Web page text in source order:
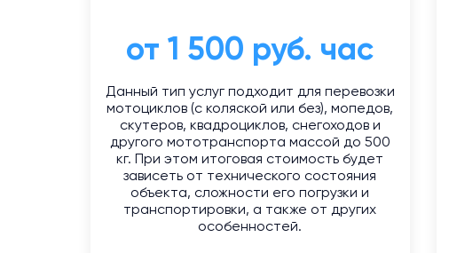
от 1 500 руб. час
Данный тип услуг подходит для перевозки
мотоциклов (с коляской или без), мопедов,
скутеров, квадроциклов, снегоходов и
другого мототранспорта массой до 500
кг. При этом итоговая стоимость будет
зависеть от технического состояния
объекта, сложности его погрузки и
транспортировки, а также от других
особенностей.